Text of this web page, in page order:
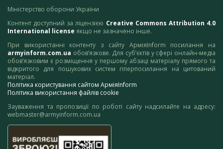
Міністерство оборони України
Контент доступний за ліцензією Creative Commons Attribution 4.0
International license якщо не зазначено інше.
При використанні контенту з сайту АрміяInform посилання на
armyinform.com.ua обов’язкове. Для суб’єктів у сфері онлайн-медіа
обов’язковим є розміщення у першому абзаці матеріалу прямого та
відкритого для пошукових систем гіперпосилання на цитований
матеріал.
Політика користування сайтом АрміяInform
Політика використання файлів cookie
Зауваження та пропозиції по роботі сайту надсилайте на адресу:
webmaster@armyinform.com.ua